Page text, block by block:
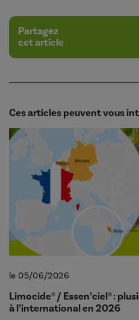
Partagez
cet article
Ces articles peuvent vous
le 05/06/2026
Limocide® / Essen’ciel® :
à l’international en 2026